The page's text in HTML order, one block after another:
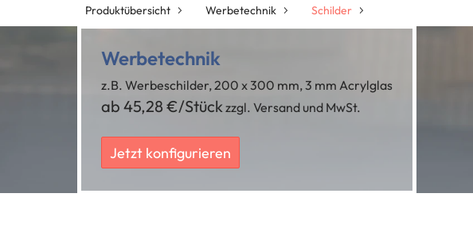
Produktübersicht Werbetechnik Schilder
Werbetechnik
z.B. Werbeschilder, 200 x 300 mm, 3 mm Acrylglas
ab 45,28 €/Stückzzgl. Versand und MwSt.
Jetzt konfigurieren